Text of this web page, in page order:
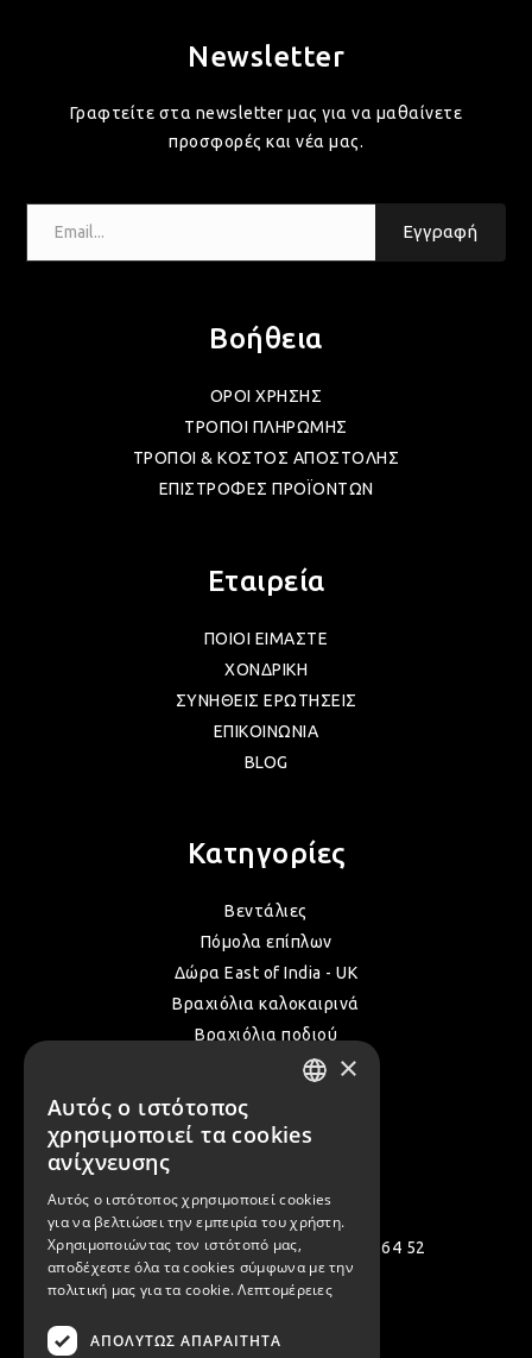
Newsletter
Γραφτείτε στα newsletter μας για να μαθαίνετε
προσφορές και νέα μας.
Εγγραφή
Βοήθεια
ΟΡΟΙ ΧΡΗΣΗΣ
ΤΡΟΠΟΙ ΠΛΗΡΩΜΗΣ
ΤΡΟΠΟΙ & ΚΟΣΤΟΣ ΑΠΟΣΤΟΛΗΣ
ΕΠΙΣΤΡΟΦΕΣ ΠΡΟΪΟΝΤΩΝ
Εταιρεία
ΠΟΙΟΙ ΕΙΜΑΣΤΕ
ΧΟΝΔΡΙΚΗ
ΣΥΝΗΘΕΙΣ ΕΡΩΤΗΣΕΙΣ
ΕΠΙΚΟΙΝΩΝΙΑ
BLOG
Κατηγορίες
Βεντάλιες
Πόμολα επίπλων
Δώρα East of India - UK
Βραχιόλια καλοκαιρινά
Βραχιόλια ποδιού
Δακτυλίδια
Όλα τα Καλοκαιρινά μας
Επικοινωνία
Πολεμιστών 12, Αργυρούπολη 164 52
[email protected]
×
Αυτός ο ιστότοπος
χρησιμοποιεί τα cookies
ανίχνευσης
Αυτός ο ιστότοπος χρησιμοποιεί cookies
για να βελτιώσει την εμπειρία του χρήστη.
Χρησιμοποιώντας τον ιστότοπό μας,
αποδέχεστε όλα τα cookies σύμφωνα με την
πολιτική μας για τα cookie. Λεπτομέρειες
ΑΠΟΛΎΤΩΣ ΑΠΑΡΑΊΤΗΤΑ